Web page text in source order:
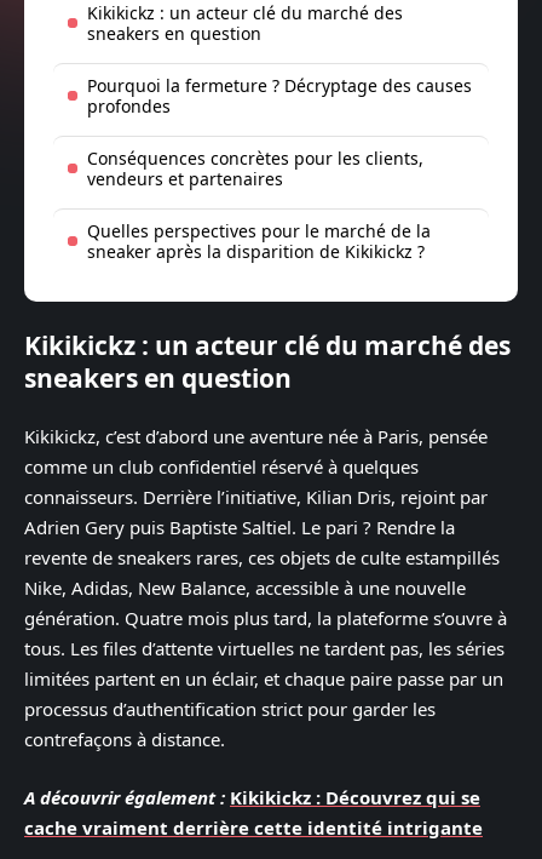
Kikikickz : un acteur clé du marché des
sneakers en question
Pourquoi la fermeture ? Décryptage des causes
profondes
Conséquences concrètes pour les clients,
vendeurs et partenaires
Quelles perspectives pour le marché de la
sneaker après la disparition de Kikikickz ?
Kikikickz : un acteur clé du marché des
sneakers en question
Kikikickz, c’est d’abord une aventure née à Paris, pensée
comme un club confidentiel réservé à quelques
connaisseurs. Derrière l’initiative, Kilian Dris, rejoint par
Adrien Gery puis Baptiste Saltiel. Le pari ? Rendre la
revente de sneakers rares, ces objets de culte estampillés
Nike, Adidas, New Balance, accessible à une nouvelle
génération. Quatre mois plus tard, la plateforme s’ouvre à
tous. Les files d’attente virtuelles ne tardent pas, les séries
limitées partent en un éclair, et chaque paire passe par un
processus d’authentification strict pour garder les
contrefaçons à distance.
A découvrir également : Kikikickz : Découvrez qui se
cache vraiment derrière cette identité intrigante